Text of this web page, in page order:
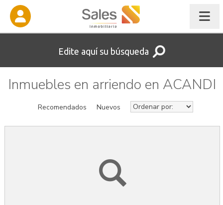
Edite aquí su búsqueda
Inmuebles en arriendo en ACANDI
Recomendados Nuevos